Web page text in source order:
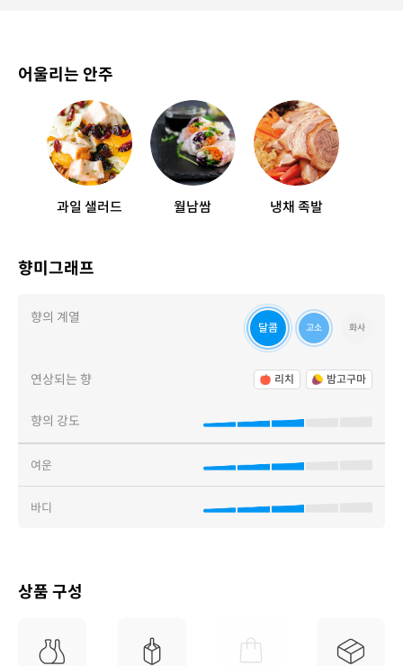
어울리는 안주
과일 샐러드 월남쌈 냉채 족발
향미그래프
향의 계열
달콤 고소 화사
연상되는 향 리치 밤고구마
향의 강도
여운
바디
상품 구성